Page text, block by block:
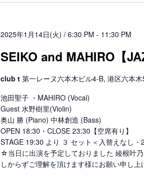
2025年1月14日(火) / 6:30 PM - 11:30 PM
SEIKO and MAHIRO【
club t第一レーヌ六本木ビル4-B, 港区六本
池田聖子 ・MAHIRO (Vocal)
Guest 水野樹里(Violin)
奥山 勝 (Piano) 中林創造 (Bass)
OPEN 18:30・CLOSE 23:30【空席有り】
STAGE 19:30 より ３ セット＜入替えなし・
☆当日に出演を予定しておりました 綾根叶
しからずご理解を頂けます様にお願い申し上